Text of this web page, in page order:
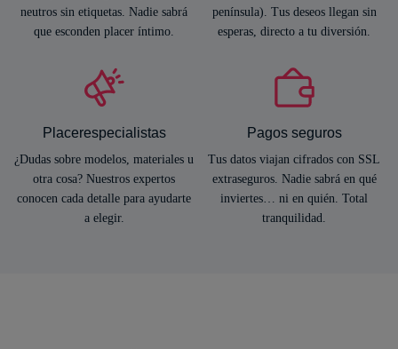
neutros sin etiquetas. Nadie sabrá
que esconden placer íntimo.
península). Tus deseos llegan sin
esperas, directo a tu diversión.
Placerespecialistas
¿Dudas sobre modelos, materiales u
otra cosa? Nuestros expertos
conocen cada detalle para ayudarte
a elegir.
Pagos seguros
Tus datos viajan cifrados con SSL
extraseguros. Nadie sabrá en qué
inviertes… ni en quién. Total
tranquilidad.